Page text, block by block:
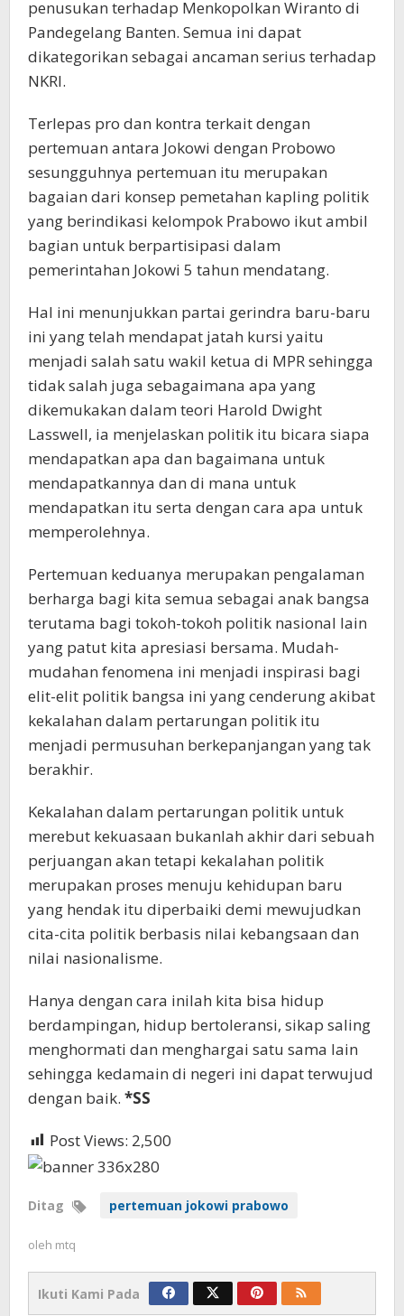
penusukan terhadap Menkopolkan Wiranto di
Pandegelang Banten. Semua ini dapat
dikategorikan sebagai ancaman serius terhadap
NKRI.
Terlepas pro dan kontra terkait dengan
pertemuan antara Jokowi dengan Probowo
sesungguhnya pertemuan itu merupakan
bagaian dari konsep pemetahan kapling politik
yang berindikasi kelompok Prabowo ikut ambil
bagian untuk berpartisipasi dalam
pemerintahan Jokowi 5 tahun mendatang.
Hal ini menunjukkan partai gerindra baru-baru
ini yang telah mendapat jatah kursi yaitu
menjadi salah satu wakil ketua di MPR sehingga
tidak salah juga sebagaimana apa yang
dikemukakan dalam teori Harold Dwight
Lasswell, ia menjelaskan politik itu bicara siapa
mendapatkan apa dan bagaimana untuk
mendapatkannya dan di mana untuk
mendapatkan itu serta dengan cara apa untuk
memperolehnya.
Pertemuan keduanya merupakan pengalaman
berharga bagi kita semua sebagai anak bangsa
terutama bagi tokoh-tokoh politik nasional lain
yang patut kita apresiasi bersama. Mudah-
mudahan fenomena ini menjadi inspirasi bagi
elit-elit politik bangsa ini yang cenderung akibat
kekalahan dalam pertarungan politik itu
menjadi permusuhan berkepanjangan yang tak
berakhir.
Kekalahan dalam pertarungan politik untuk
merebut kekuasaan bukanlah akhir dari sebuah
perjuangan akan tetapi kekalahan politik
merupakan proses menuju kehidupan baru
yang hendak itu diperbaiki demi mewujudkan
cita-cita politik berbasis nilai kebangsaan dan
nilai nasionalisme.
Hanya dengan cara inilah kita bisa hidup
berdampingan, hidup bertoleransi, sikap saling
menghormati dan menghargai satu sama lain
sehingga kedamain di negeri ini dapat terwujud
dengan baik. *SS
Post Views: 2,500
Ditag pertemuan jokowi prabowo
oleh mtq
Ikuti Kami Pada